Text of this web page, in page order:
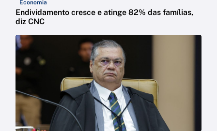
Economia
Endividamento cresce e atinge 82% das famílias,
diz CNC